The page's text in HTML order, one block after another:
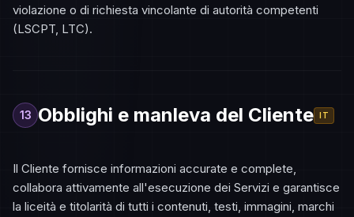
violazione o di richiesta vincolante di autorità competenti
(LSCPT, LTC).
13 Obblighi e manleva del Cliente IT
Il Cliente fornisce informazioni accurate e complete,
collabora attivamente all'esecuzione dei Servizi e garantisce
la liceità e titolarità di tutti i contenuti, testi, immagini, marchi